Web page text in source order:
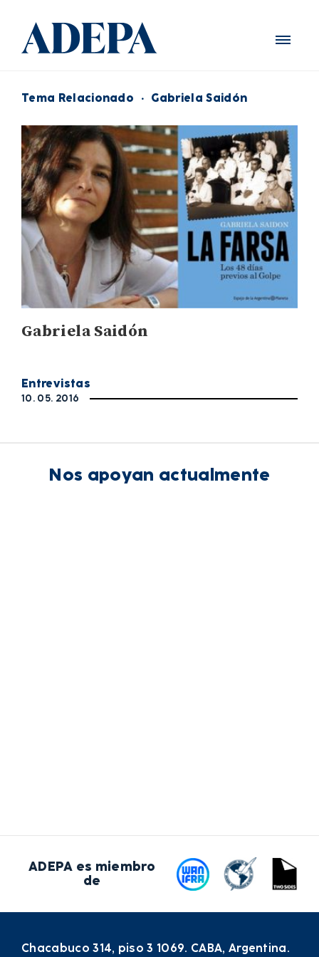
Tema Relacionado · Gabriela Saidón
Gabriela Saidón
Entrevistas
10. 05. 2016
Nos apoyan actualmente
ADEPA es miembro
de
Chacabuco 314, piso 3 1069. CABA, Argentina.